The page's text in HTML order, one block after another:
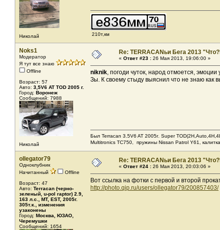
Николай 210т,км
Noks1
Модератор
Я тут все знаю
Offline
Возраст: 57
Авто: 3,5V6 AT TOD 2005 г.
Город: Воронеж
Сообщений: 7988
Николай
Re: TERRACANьи Бега 2013
« Ответ #23 : 26 Мая 2013, 19:06:00 »
niknik, погоди чуток, народ отмоется,
Зы. К своему стыду выяснил что не знаю как
Был Terracan 3.5V6 AT 2005г. Super
Мultitronics TC750, пружины Nissan Patrol Y61, калитка
ollegator79
Одноклубник
Начитанный
Offline
Возраст: 47
Авто: Terracan (черно-
зеленый, u-pol raptor) 2.9,
163 л.с., МТ, EST, 2005г.
305т.к., изменения
узаконены
Город: Москва, ЮЗАО,
Черемушки
Сообщений: 1654
Re: TERRACANьи Бега 2013
« Ответ #24 : 26 Мая 2013, 20:03:06 »
Вот ссылка на фотки с первой и второй
http://photo.qip.ru/users/ollegator79/200857403/